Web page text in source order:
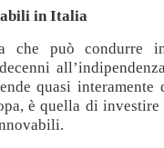
in Italia
che può condurre
quasi interamente
è quella di investire